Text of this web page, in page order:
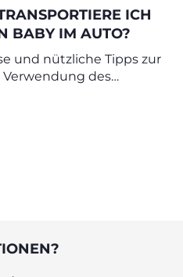
ICH
BABY IM AUTO?
und nützliche Tipps zur
Verwendung des